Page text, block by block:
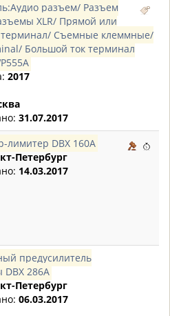
разъем/ Разъем
XLR/ Прямой или
Съемные клеммные/
Большой ток терминал
2017
31.07.2017
лимитер DBX 160А
Петербург
14.03.2017
предусилитель
286A
Петербург
06.03.2017